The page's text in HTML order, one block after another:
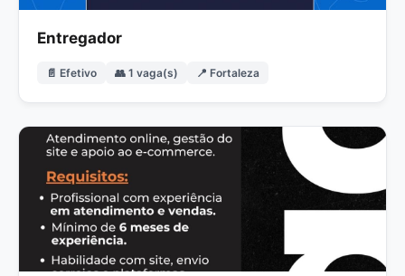
Entregador
📄 Efetivo 👥 1 vaga(s) 📍 Fortaleza